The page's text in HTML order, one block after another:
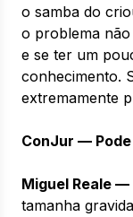
o samba do
o problema
e se ter um
conhecimento.
extremamente
ConJur —
Miguel Reale —
tamanha